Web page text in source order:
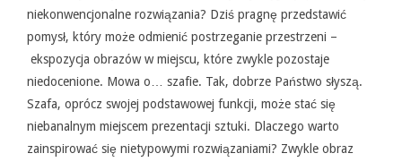
niekonwencjonalne rozwiązania? Dziś pragnę przedstawić
pomysł, który może odmienić postrzeganie przestrzeni –
ekspozycja obrazów w miejscu, które zwykle pozostaje
niedocenione. Mowa o… szafie. Tak, dobrze Państwo słyszą.
Szafa, oprócz swojej podstawowej funkcji, może stać się
niebanalnym miejscem prezentacji sztuki. Dlaczego warto
zainspirować się nietypowymi rozwiązaniami? Zwykle obraz